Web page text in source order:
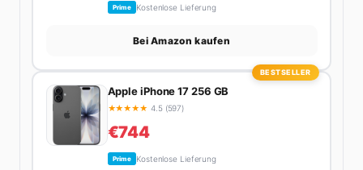
Prime Kostenlose Lieferung
Bei Amazon kaufen
BESTSELLER
Apple iPhone 17 256 GB
★★★★★ 4.5 (597)
€744
Prime Kostenlose Lieferung